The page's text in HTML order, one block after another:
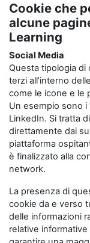
Cookie che
alcune
Learning
Social Media
Questa tipologia
terzi all’interno
come le icone e le
Un esempio sono i
LinkedIn. Si tratta
direttamente dai
piattaforma
è finalizzato alla
network.
La presenza di
cookie da e verso
delle informazioni
relative